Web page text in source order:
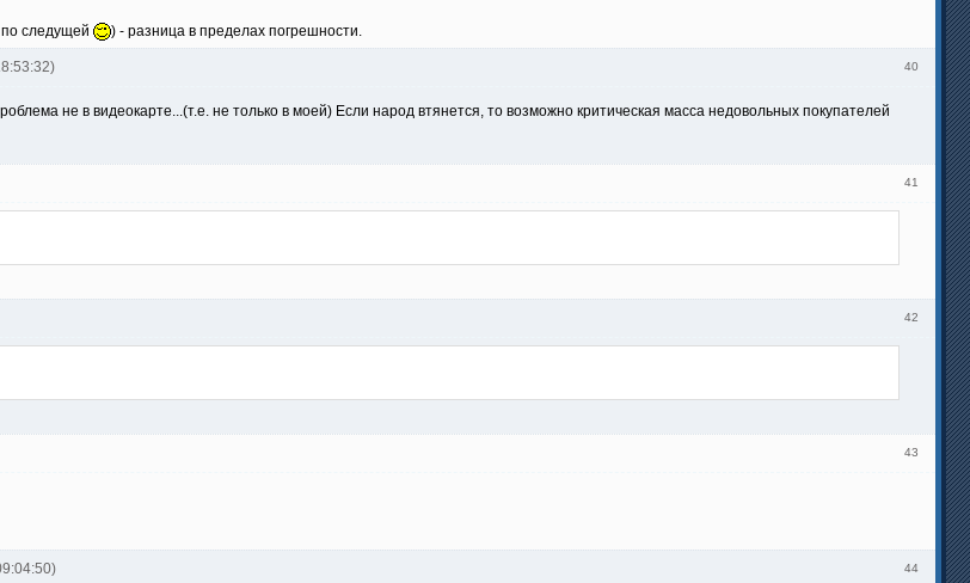
следущей
) - разница в пределах погрешности.
40
не в видеокарте...(т.е. не только в моей) Если народ втянется, то возможно критическая масса недовольных покупателей
41
42
43
44